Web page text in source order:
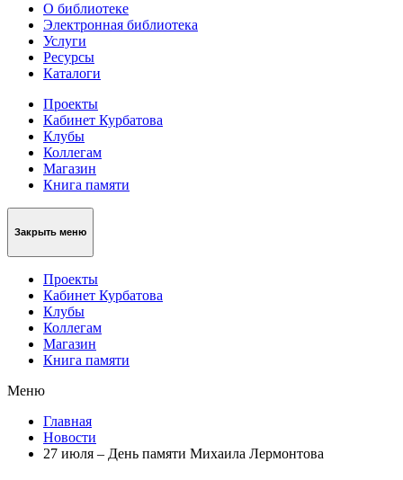
О библиотеке
Электронная библиотека
Услуги
Ресурсы
Каталоги
Проекты
Кабинет Курбатова
Клубы
Коллегам
Магазин
Книга памяти
Закрыть меню
Проекты
Кабинет Курбатова
Клубы
Коллегам
Магазин
Книга памяти
Меню
Главная
Новости
27 июля – День памяти Михаила Лермонтова